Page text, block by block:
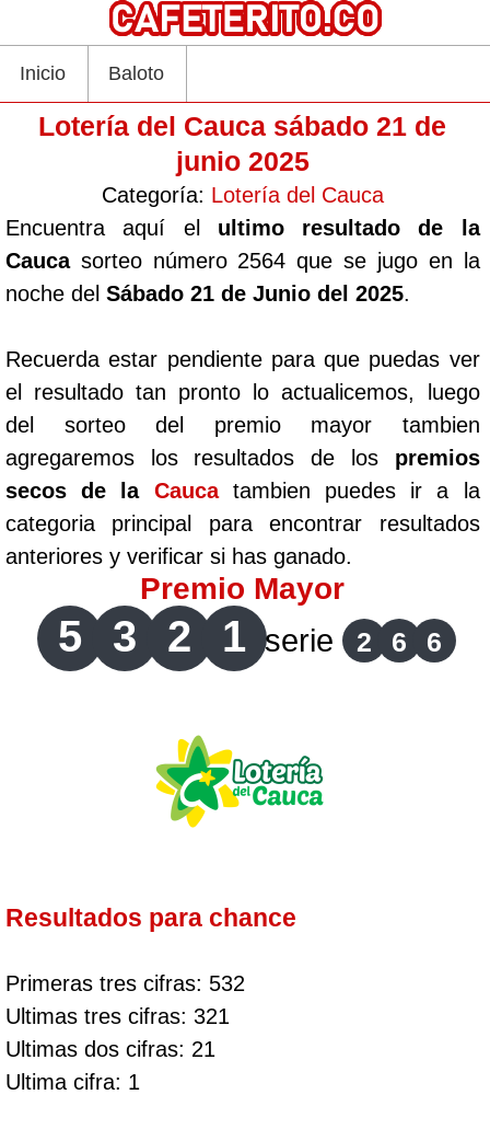
Inicio Baloto
Lotería del Cauca sábado 21 de
junio 2025
Categoría: Lotería del Cauca
Encuentra aquí el ultimo resultado de la
Caucasorteo número 2564 que se jugo en la
noche del Sábado 21 de Junio del 2025.
Recuerda estar pendiente para que puedas ver
el resultado tan pronto lo actualicemos, luego
del sorteo del premio mayor tambien
agregaremos los resultados de los premios
secos de la Caucatambien puedes ir a la
categoria principal para encontrar resultados
anteriores y verificar si has ganado.
Premio Mayor
5 3 2 1 serie 2 6 6
Resultados para chance
Primeras tres cifras: 532
Ultimas tres cifras: 321
Ultimas dos cifras: 21
Ultima cifra: 1